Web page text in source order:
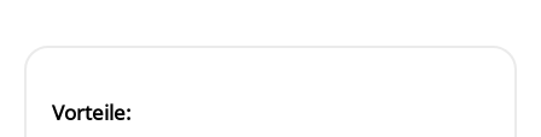
Vorteile: